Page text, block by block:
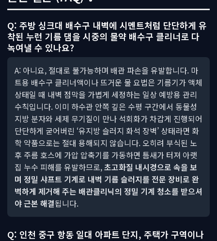
Q: 주방 싱크대 배수구 내벽에 시멘트처럼 단단하게 유
착된 누런 기름 댐을 시중의 물약 배수구 클리너로 다
녹여낼 수 있나요?
A: 아니요, 절대로 불가능하며 배관 파손을 유발합니다. 마
트용 배수구 클리너액이나 뜨거운 물 요법은 기름기가 액체
상태일 때 내벽 점막을 가볍게 세정하는 일상 예방용 관리
수칙입니다. 이미 하수관 안쪽 깊은 수평 구간에서 동물성
지방 분자와 세제 무기질이 만나 석회화가 차갑게 진행되어
단단하게 굳어버린 ‘유지방 슬러지 화석 장벽’ 상태라면 화
학 약품으로는 절대 용해되지 않습니다. 오히려 부식된 노
후 주름 호스에 가압 압축기를 가동하면 틈새가 터져 아랫
집 누수 피해를 유발하므로,초고화질 내시경으로 속을 보
며 정밀 샤프트 기계로 내벽 기름 슬러지를 전문 장비로 완
벽하게 제거해 주는 배관클리닉의 정밀 기계 청소를 받으셔
야 근본 해결됩니다.
Q: 인천 중구 항동 일대 아파트 단지, 주택가 구역이나